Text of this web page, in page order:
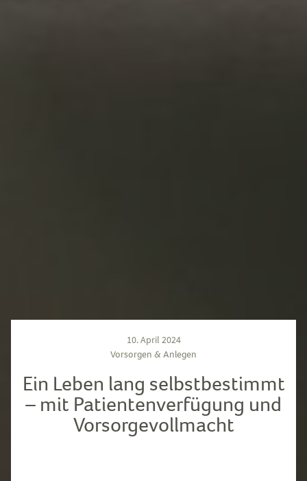
Vorsorgen & Anlegen
10. April 2024
Ein Leben lang selbstbestimmt
– mit Patientenverfügung und
Vorsorgevollmacht